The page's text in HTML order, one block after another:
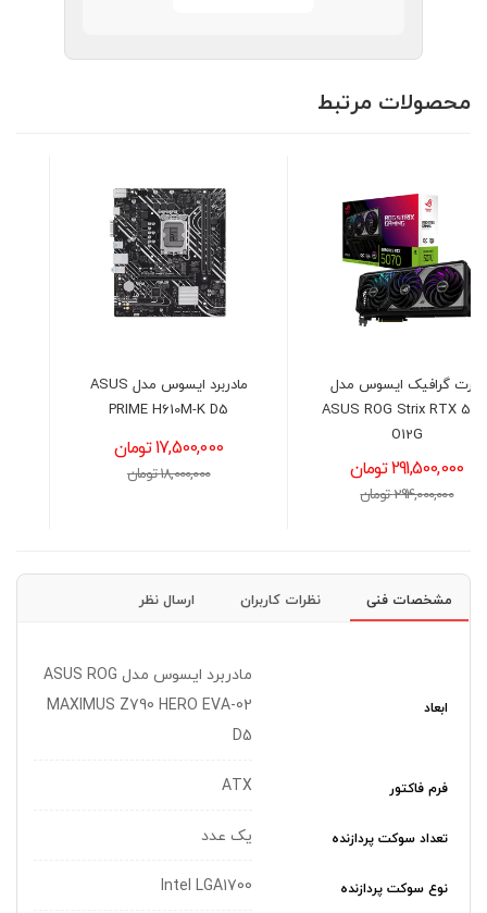
محصولات مرتبط
PRIME H610M-K D5
18,000,000 تومان
پاور 700 وات دیپ کول مدل
DEEPCOOL PF700X
13,800,000 تومان
14,200,000 تومان
مشخصات فنی نظرات کاربران ارسال نظر
ابعاد
مادربرد ایسوس مدل ASUS ROG
MAXIMUS Z790 HERO EVA-02
D5
فرم فاکتور ATX
تعداد سوکت پردازنده یک عدد
نوع سوکت پردازنده Intel LGA1700